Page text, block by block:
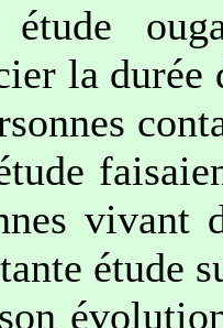
étude
la durée
vivant
étude